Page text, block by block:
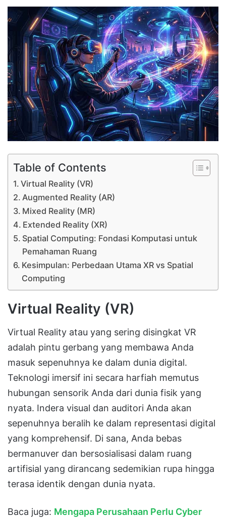
Table of Contents
Virtual Reality (VR)
Augmented Reality (AR)
Mixed Reality (MR)
Extended Reality (XR)
Spatial Computing: Fondasi Komputasi untuk
Pemahaman Ruang
Kesimpulan: Perbedaan Utama XR vs Spatial
Computing
Virtual Reality (VR)
Virtual Reality atau yang sering disingkat VR
adalah pintu gerbang yang membawa Anda
masuk sepenuhnya ke dalam dunia digital.
Teknologi imersif ini secara harfiah memutus
hubungan sensorik Anda dari dunia fisik yang
nyata. Indera visual dan auditori Anda akan
sepenuhnya beralih ke dalam representasi digital
yang komprehensif. Di sana, Anda bebas
bermanuver dan bersosialisasi dalam ruang
artifisial yang dirancang sedemikian rupa hingga
terasa identik dengan dunia nyata.
Baca juga: Mengapa Perusahaan Perlu Cyber